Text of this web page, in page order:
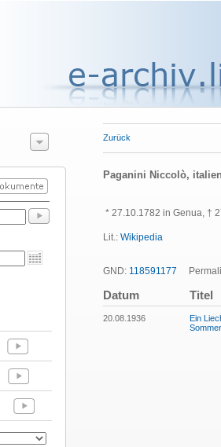
Zurück
Paganini Niccolò,
* 27.10.1782 in Genua, †
Lit.: Wikipedia
GND: 118591177
Datum Titel
20.08.1936
Ein